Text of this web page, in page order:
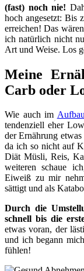
(fast) noch nie!
hoch angesetzt: Bis
erreichen! Das
ich natürlich nicht
Art und Weise. Los
Meine
Carb oder
Wie auch im
tendenziell eher
der Ernährung
da ich so nicht auf
Diät Müsli, Reis,
weiteren schaue
Eiweiß zu mir
sättigt und als
Durch die
schnell bis die
etwas voran, der
und ich begann
fühlen!